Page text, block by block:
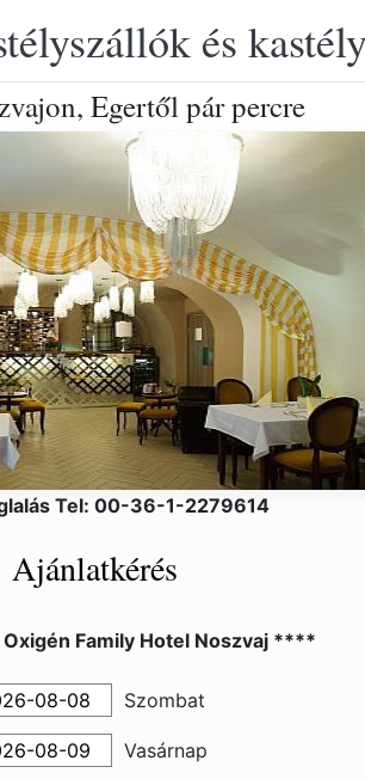
és
Egertől pár percre
Tel: 00-36-1-2279614
Ajánlatkérés
Family Hotel Noszvaj ****
Szombat
Vasárnap